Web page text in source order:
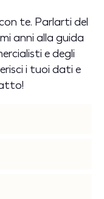
te. Parlarti del
anni alla guida
e degli
i tuoi dati e